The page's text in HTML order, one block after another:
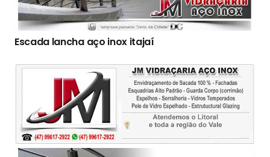
Escada lancha aço inox itajaí